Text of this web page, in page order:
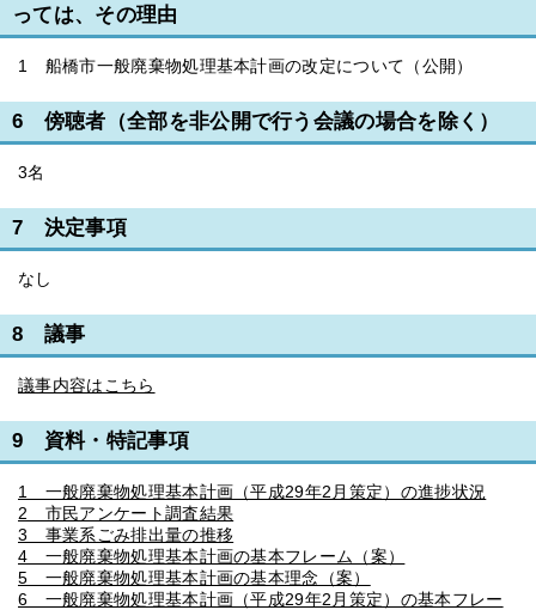
っては、その理由
1 船橋市一般廃棄物処理基本計画の改定について（公開）
6 傍聴者（全部を非公開で行う会議の場合を除く）
3名
7 決定事項
なし
8 議事
議事内容はこちら
9 資料・特記事項
1 一般廃棄物処理基本計画（平成29年2月策定）の進捗状況
2 市民アンケート調査結果
3 事業系ごみ排出量の推移
4 一般廃棄物処理基本計画の基本フレーム（案）
5 一般廃棄物処理基本計画の基本理念（案）
6 一般廃棄物処理基本計画（平成29年2月策定）の基本フレー